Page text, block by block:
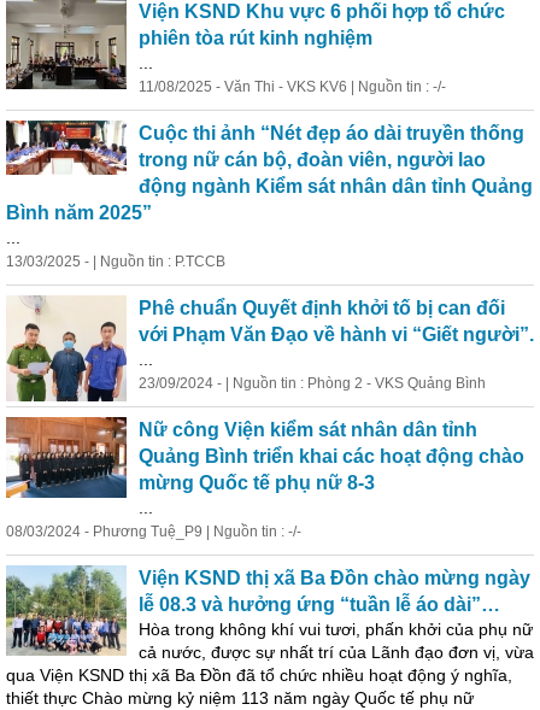
Viện KSND Khu vực 6 phối hợp tổ chức
phiên tòa rút kinh nghiệm
11/08/2025 - Văn Thi - VKS KV6 | Nguồn tin : -/-
Cuộc thi ảnh “Nét đẹp áo dài truyền thống
trong nữ cán bộ, đoàn viên, người lao
động ngành Kiểm sát nhân dân tỉnh Quảng
Bình năm 2025”
13/03/2025 - | Nguồn tin : P.TCCB
Phê chuẩn Quyết định khởi tố bị can đối
với Phạm Văn Đạo về hành vi “Giết người”.
23/09/2024 - | Nguồn tin : Phòng 2 - VKS Quảng Bình
Nữ công Viện kiểm sát nhân dân tỉnh
Quảng Bình triển khai các hoạt động chào
mừng Quốc tế phụ nữ 8-3
08/03/2024 - Phương Tuệ_P9 | Nguồn tin : -/-
Viện KSND thị xã Ba Đồn chào mừng ngày
lễ 08.3 và hưởng ứng “tuần lễ áo dài”…
Hòa trong không khí vui tươi, phấn khởi của phụ nữ
cả nước, được sự nhất trí của Lãnh đạo đơn vị, vừa
qua Viện KSND thị xã Ba Đồn đã tổ chức nhiều hoạt động ý nghĩa,
thiết thực Chào mừng kỷ niệm 113 năm ngày Quốc tế phụ nữ